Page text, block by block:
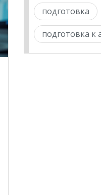
подготовка
подготовка к